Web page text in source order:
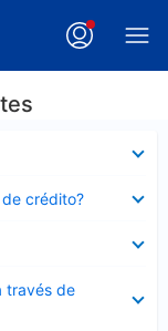
crédito?
través de